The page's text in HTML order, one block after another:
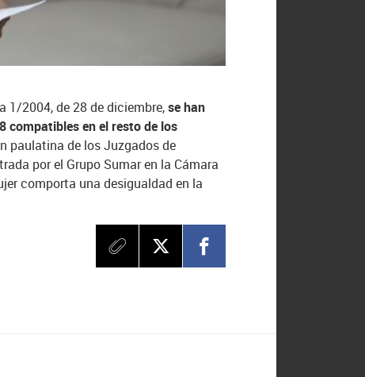
1/2004, de 28 de diciembre,se han
compatibles en el resto de los
paulatina de los Juzgados de
por el Grupo Sumar en la Cámara
comporta una desigualdad en la